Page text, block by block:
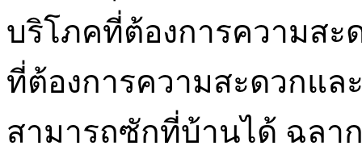
บริโภคที่ต้องการความสะ
ที่ต้องการความสะดวกแล
สามารถซักที่บ้านได้ ฉลา